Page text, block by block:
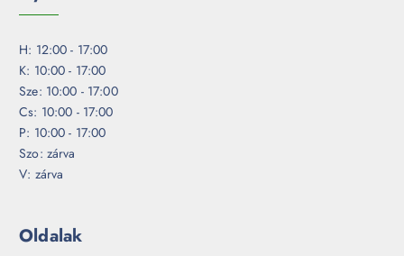
H: 12:00 - 17:00
K: 10:00 - 17:00
Sze: 10:00 - 17:00
Cs: 10:00 - 17:00
P: 10:00 - 17:00
Szo: zárva
V: zárva
Oldalak